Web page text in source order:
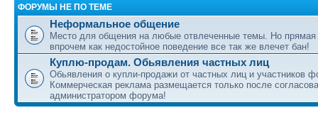
ФОРУМЫ НЕ ПО ТЕМЕ
Неформальное общение
Место для общения на любые отвлеченные темы. Но прямая
впрочем как недостойное поведение все так же влечет бан!
Куплю-продам. Обьявления частных лиц
Обьявления о купли-продажи от частных лиц и участников
Коммерческая реклама размещается только после
администратором форума!